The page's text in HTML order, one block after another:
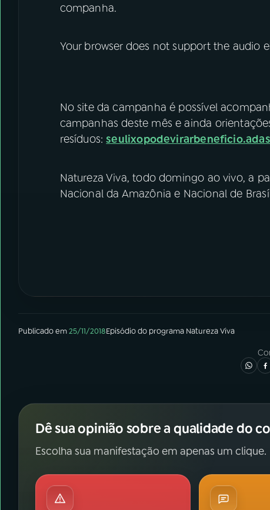
companha.
Your browser does not support the audio
No site da campanha é possível
campanhas deste mês e ainda
resíduos:
Natureza Viva, todo domingo ao vivo, a
Nacional da Amazônia e Nacional de
Publicado em25/11/2018Episódiodo programa Natureza Viva
Dê sua opinião sobre a qualidade do
Escolha sua manifestação em apenas um clique.